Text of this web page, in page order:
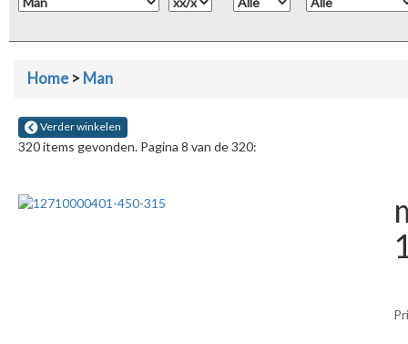
Home>Man
Verder winkelen
320 items gevonden. Pagina 8 van de 320: